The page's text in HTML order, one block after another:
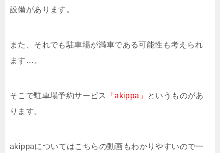
設備があります。
また、それでも駐車場が満車である可能性も考えられ
ます…。
そこで駐車場予約サービス 「akippa」
というものがあ
ります。
akippaについてはこちらの動画もわかりやすいので一